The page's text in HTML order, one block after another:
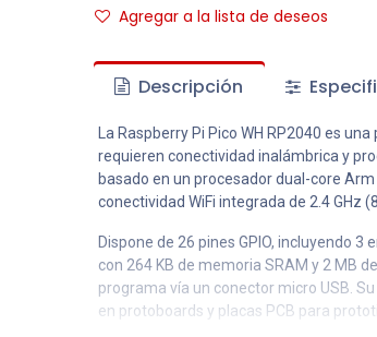
Agregar a la lista de deseos
Descripción
La Raspberry Pi Pico WH RP2040 es
requieren conectividad inalámbrica y
basado en un procesador dual-core
conectividad WiFi integrada de 2.4 GHz
Dispone de 26 pines GPIO, incluyendo
con 264 KB de memoria SRAM y 2 MB
programa vía un conector micro USB.
en protoboards y placas PCB para